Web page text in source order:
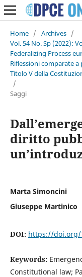
Home / Archives /
Vol. 54 No. Sp (2022):
Federalizing Process
Riflessioni comparate a
Titolo V della
/
Saggi
diritto
Marta Simoncini
Giuseppe Martinico
DOI: https://doi.org/
Keywords:
Constitutional law;